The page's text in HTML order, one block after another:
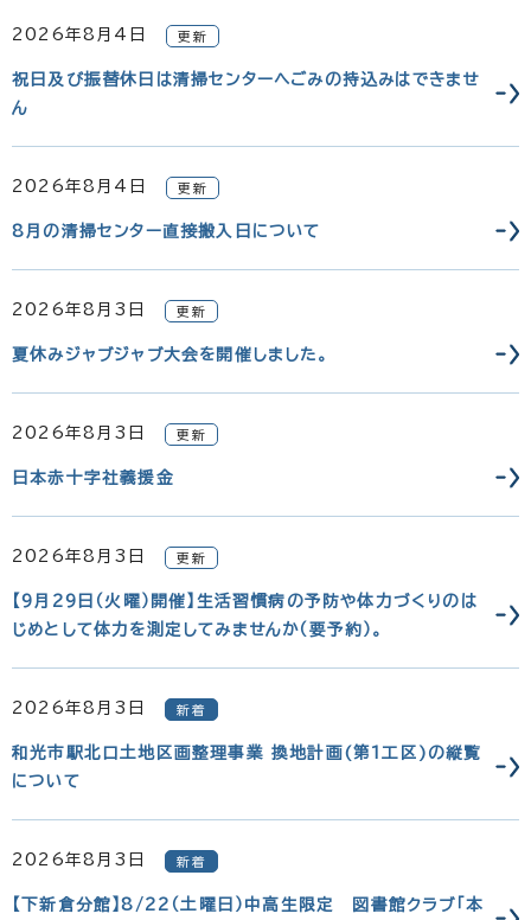
2026年8月4日 更新
祝日及び振替休日は清掃センターへごみの持込みはできませ
ん
2026年8月4日 更新
8月の清掃センター直接搬入日について
2026年8月3日 更新
夏休みジャブジャブ大会を開催しました。
2026年8月3日 更新
日本赤十字社義援金
2026年8月3日 更新
【9月29日（火曜）開催】生活習慣病の予防や体力づくりのは
じめとして体力を測定してみませんか（要予約）。
2026年8月3日 新着
和光市駅北口土地区画整理事業 換地計画(第1工区)の縦覧
について
2026年8月3日 新着
【下新倉分館】8/22（土曜日）中高生限定 図書館クラブ「本